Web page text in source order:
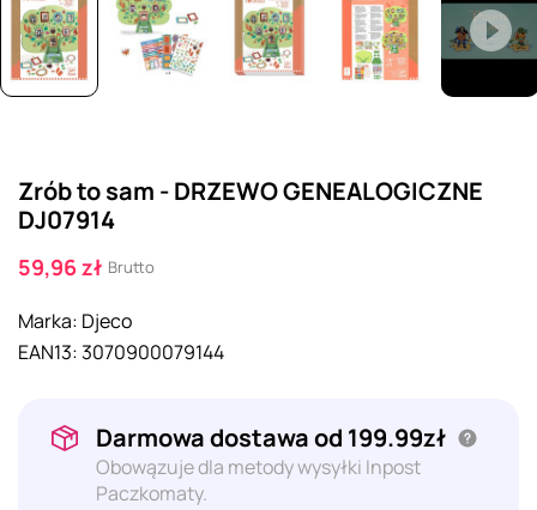
Zrób to sam - DRZEWO GENEALOGICZNE
DJ07914
59,96 zł Brutto
Marka: Djeco
EAN13:3070900079144
Darmowa dostawa od 199.99zł
Obowązuje dla metody wysyłki Inpost
Paczkomaty.